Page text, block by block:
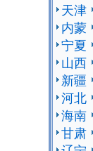
天津
内蒙
宁夏
山西
新疆
河北
海南
甘肃